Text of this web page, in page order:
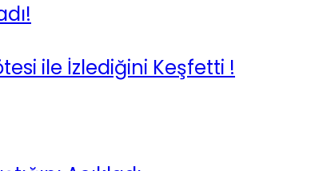
ile İzlediğini Keşfetti !